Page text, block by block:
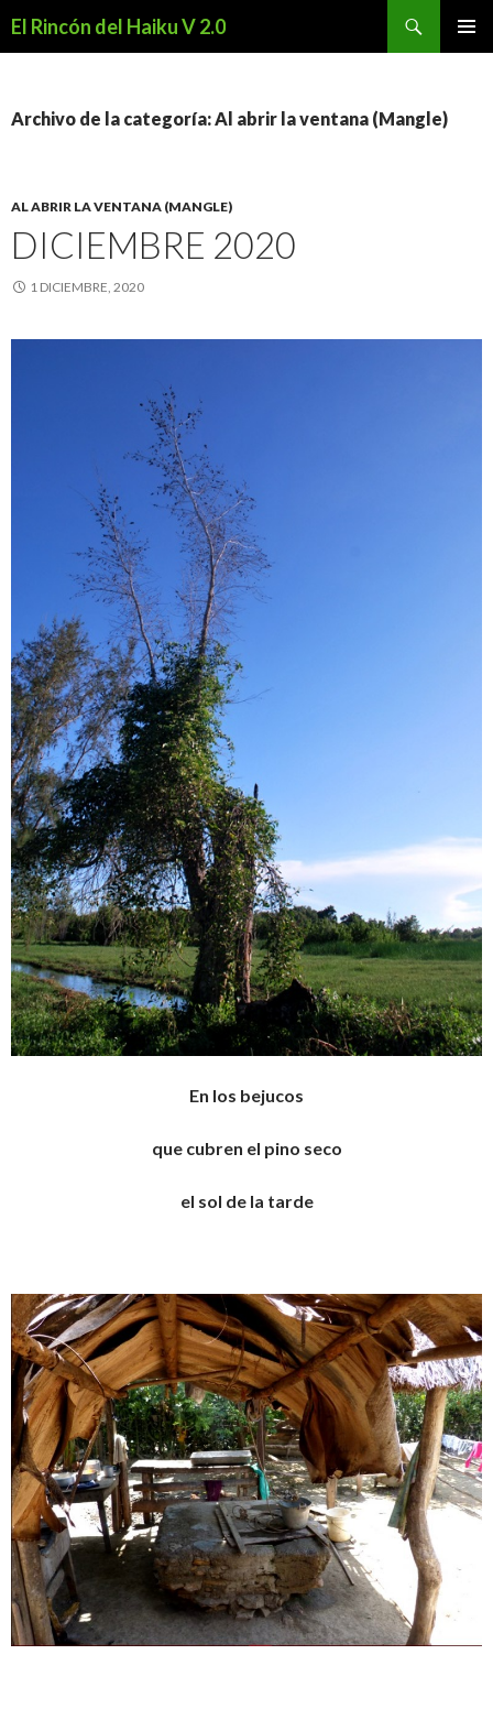
El Rincón del Haiku V 2.0
Archivo de la categoría: Al abrir la ventana (Mangle)
AL ABRIR LA VENTANA (MANGLE)
DICIEMBRE 2020
1 DICIEMBRE, 2020
En los bejucos
que cubren el pino seco
el sol de la tarde